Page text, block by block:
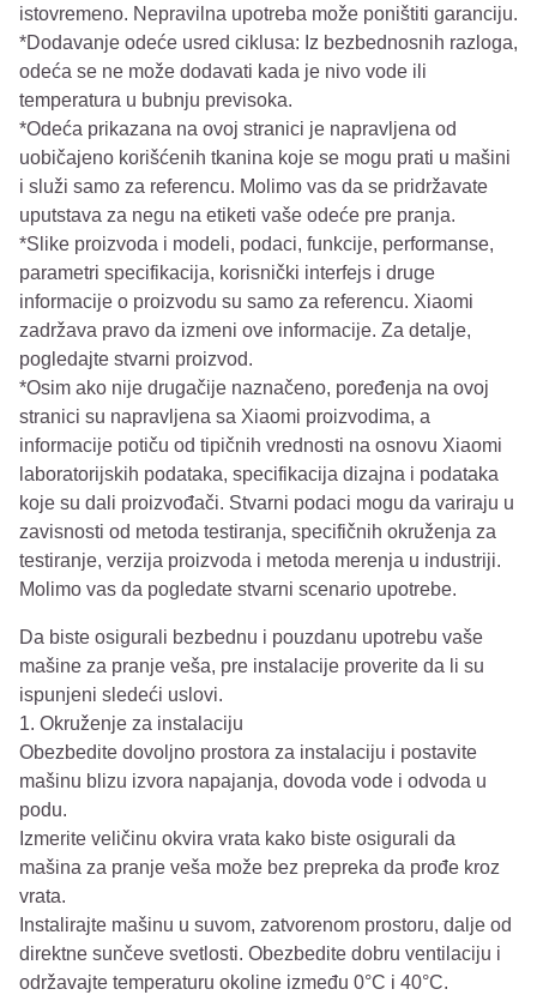
istovremeno. Nepravilna upotreba može poništiti garanciju.
*Dodavanje odeće usred ciklusa: Iz bezbednosnih razloga,
odeća se ne može dodavati kada je nivo vode ili
temperatura u bubnju previsoka.
*Odeća prikazana na ovoj stranici je napravljena od
uobičajeno korišćenih tkanina koje se mogu prati u mašini
i služi samo za referencu. Molimo vas da se pridržavate
uputstava za negu na etiketi vaše odeće pre pranja.
*Slike proizvoda i modeli, podaci, funkcije, performanse,
parametri specifikacija, korisnički interfejs i druge
informacije o proizvodu su samo za referencu. Xiaomi
zadržava pravo da izmeni ove informacije. Za detalje,
pogledajte stvarni proizvod.
*Osim ako nije drugačije naznačeno, poređenja na ovoj
stranici su napravljena sa Xiaomi proizvodima, a
informacije potiču od tipičnih vrednosti na osnovu Xiaomi
laboratorijskih podataka, specifikacija dizajna i podataka
koje su dali proizvođači. Stvarni podaci mogu da variraju u
zavisnosti od metoda testiranja, specifičnih okruženja za
testiranje, verzija proizvoda i metoda merenja u industriji.
Molimo vas da pogledate stvarni scenario upotrebe.
Da biste osigurali bezbednu i pouzdanu upotrebu vaše
mašine za pranje veša, pre instalacije proverite da li su
ispunjeni sledeći uslovi.
1. Okruženje za instalaciju
Obezbedite dovoljno prostora za instalaciju i postavite
mašinu blizu izvora napajanja, dovoda vode i odvoda u
podu.
Izmerite veličinu okvira vrata kako biste osigurali da
mašina za pranje veša može bez prepreka da prođe kroz
vrata.
Instalirajte mašinu u suvom, zatvorenom prostoru, dalje od
direktne sunčeve svetlosti. Obezbedite dobru ventilaciju i
održavajte temperaturu okoline između 0°C i 40°C.